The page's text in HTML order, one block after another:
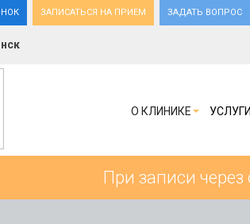
ЗАПИСАТЬСЯ НА ПРИЕМ ЗАДАТЬ ВОПРОС
О КЛИНИКЕ УСЛУГИ
При записи